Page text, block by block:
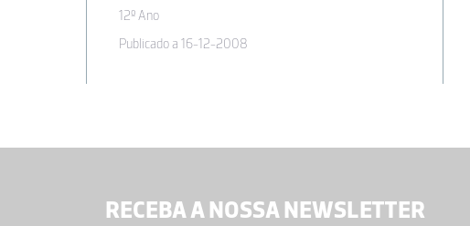
12º Ano
Publicado a 16-12-2008
RECEBA A NOSSA NEWSLETTER